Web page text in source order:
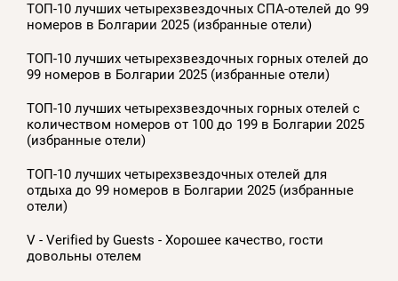
ТОП-10 лучших четырехзвездочных СПА-отелей до 99
номеров в Болгарии 2025 (избранные отели)
ТОП-10 лучших четырехзвездочных горных отелей до
99 номеров в Болгарии 2025 (избранные отели)
ТОП-10 лучших четырехзвездочных горных отелей с
количеством номеров от 100 до 199 в Болгарии 2025
(избранные отели)
ТОП-10 лучших четырехзвездочных отелей для
отдыха до 99 номеров в Болгарии 2025 (избранные
отели)
V - Verified by Guests - Хорошее качество, гости
довольны отелем